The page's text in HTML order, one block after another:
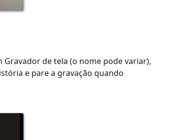
de tela (o nome pode variar),
e pare a gravação quando